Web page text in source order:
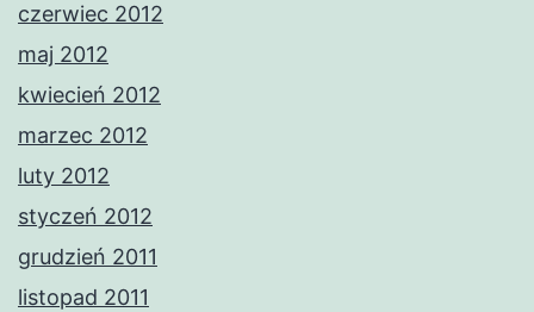
czerwiec 2012
maj 2012
kwiecień 2012
marzec 2012
luty 2012
styczeń 2012
grudzień 2011
listopad 2011